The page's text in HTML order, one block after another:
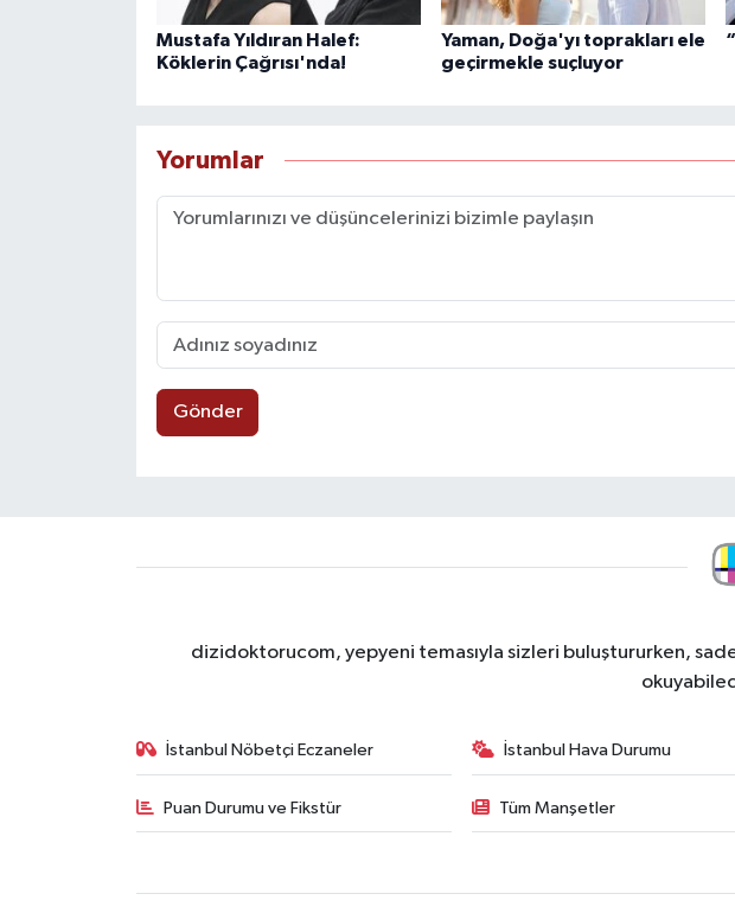
Mustafa Yıldıran Halef:
Köklerin Çağrısı'nda!
Yaman, Doğa'yı toprakları ele
geçirmekle suçluyor
Yorumlar
Gönder
dizidoktorucom, yepyeni temasıyla sizleri buluştururken,
İstanbul Nöbetçi Eczaneler İstanbul Hava Durumu
Puan Durumu ve Fikstür Tüm Manşetler